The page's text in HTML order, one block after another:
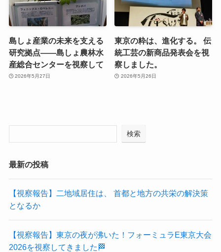
島しょ産業の未来を支える
研究拠点――島しょ農林水
産総合センターを視察して
2026年5月27日
東京の粋は、進化する。 伝
統工芸の新商品発表会を視
察しました。
2026年5月26日
検索
最新の投稿
【視察報告】二地域居住は、 首都と地方の共栄の解決策
となるか
【視察報告】東京の夜が沸いた！フォーミュラE東京大会
2026を視察してきました🏁